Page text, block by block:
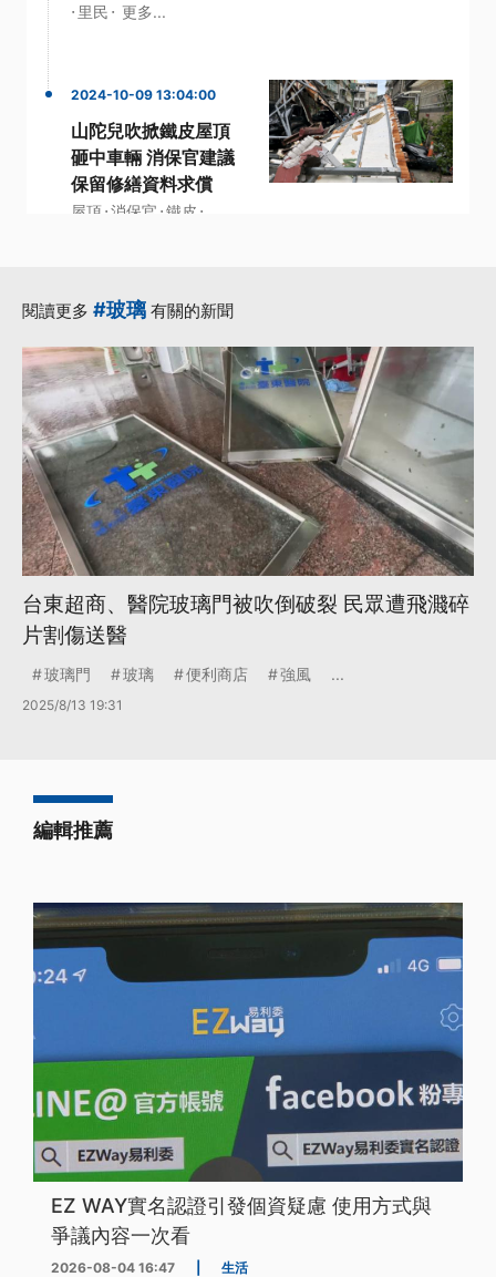
· 里民 · 更多...
2024-10-09 13:04:00
山陀兒吹掀鐵皮屋頂
砸中車輛 消保官建議
保留修繕資料求償
屋頂·消保官 ·鐵皮 ·
閱讀更多 #玻璃 有關的新聞
台東超商、醫院玻璃門被吹倒破裂 民眾遭飛濺碎
片割傷送醫
玻璃門 玻璃 便利商店 強風 ...
2025/8/13 19:31
編輯推薦
EZ WAY實名認證引發個資疑慮 使用方式與
爭議內容一次看
2026-08-04 16:47 生活